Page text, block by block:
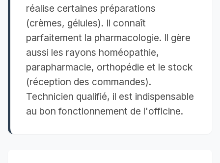
réalise certaines préparations
(crèmes, gélules). Il connaît
parfaitement la pharmacologie. Il gère
aussi les rayons homéopathie,
parapharmacie, orthopédie et le stock
(réception des commandes).
Technicien qualifié, il est indispensable
au bon fonctionnement de l'officine.